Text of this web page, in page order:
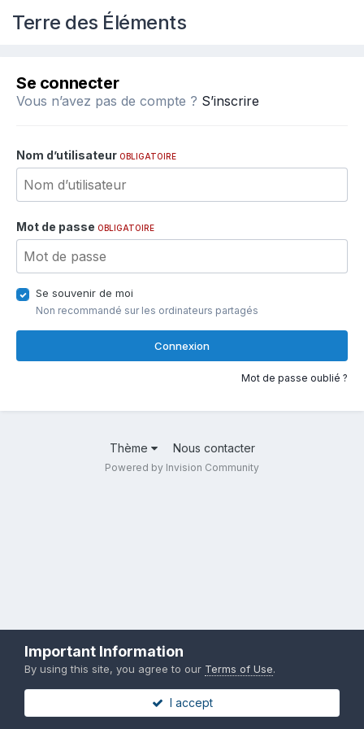
Terre des Éléments
Se connecter
Vous n’avez pas de compte ? S’inscrire
Nom d’utilisateur OBLIGATOIRE
Mot de passe OBLIGATOIRE
Se souvenir de moi
Non recommandé sur les ordinateurs partagés
Connexion
Mot de passe oublié ?
Thème Nous contacter
Powered by Invision Community
Important Information
By using this site, you agree to our Terms of Use.
I accept